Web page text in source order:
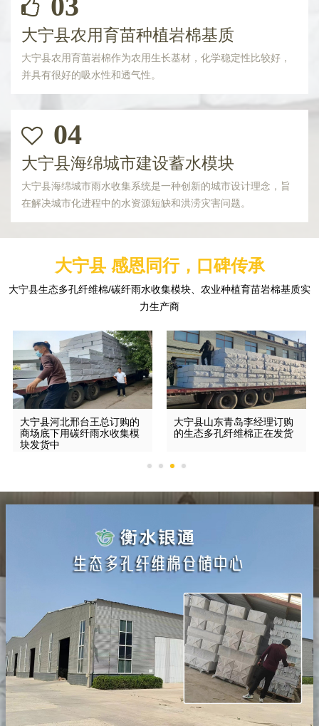
大宁县农用育苗种植岩棉基质
大宁县农用育苗岩棉作为农用生长基材，化学稳定性比较好，
并具有很好的吸水性和透气性。
04
大宁县海绵城市建设蓄水模块
大宁县海绵城市雨水收集系统是一种创新的城市设计理念，旨
在解决城市化进程中的水资源短缺和洪涝灾害问题。
大宁县 感恩同行，口碑传承
大宁县生态多孔纤维棉/碳纤雨水收集模块、农业种植育苗岩棉基质实
力生产商
大宁县河北邢台王总订购的
商场底下用碳纤雨水收集模
块发货中
大宁县山东青岛李经理订购
的生态多孔纤维棉正在发货